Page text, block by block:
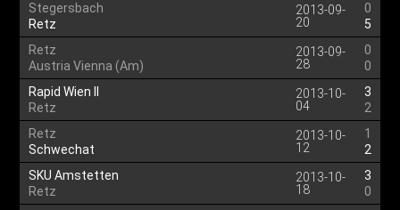
Stegersbach
Retz
2013-09-
20
0
5
Retz
Austria Vienna (Am)
2013-09-
28
0
0
Rapid Wien II
Retz
2013-10-
04
3
2
Retz
Schwechat
2013-10-
12
1
2
SKU Amstetten
Retz
2013-10-
18
3
0